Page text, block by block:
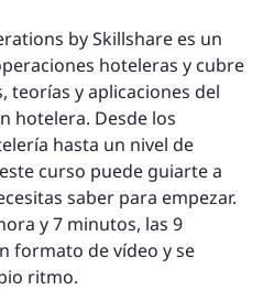
by Skillshare es un
hoteleras y cubre
teorías y aplicaciones del
hotelera. Desde los
hasta un nivel de
curso puede guiarte a
saber para empezar.
y 7 minutos, las 9
formato de vídeo y se
ritmo.